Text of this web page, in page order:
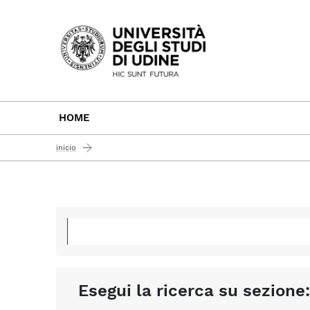
Passa al contenuto principale
HOME
inicio
Esegui la ricerca su sezione: